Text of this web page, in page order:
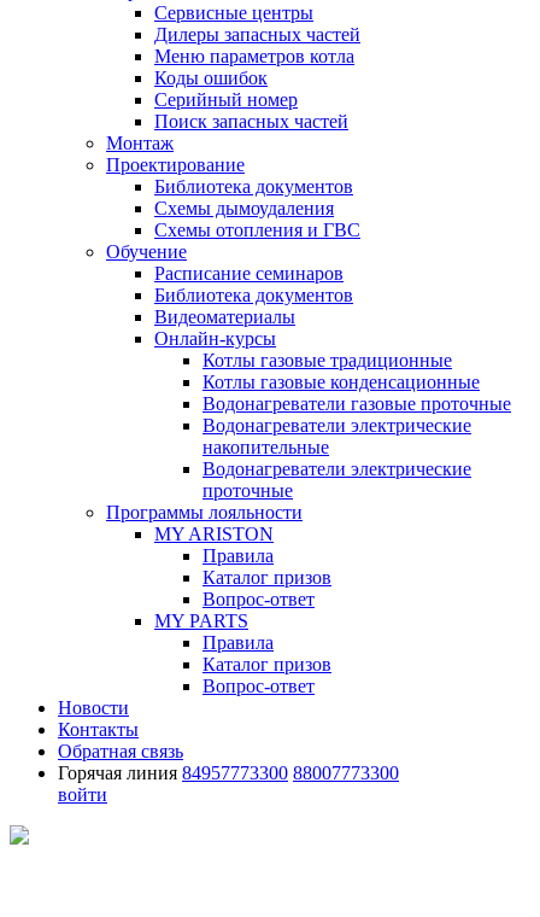
Сервисные центры
Дилеры запасных частей
Меню параметров котла
Коды ошибок
Серийный номер
Поиск запасных частей
Монтаж
Проектирование
Библиотека документов
Схемы дымоудаления
Схемы отопления и ГВС
Обучение
Расписание семинаров
Библиотека документов
Видеоматериалы
Онлайн-курсы
Котлы газовые традиционные
Котлы газовые конденсационные
Водонагреватели газовые проточные
Водонагреватели электрические
накопительные
Водонагреватели электрические
проточные
Программы лояльности
MY ARISTON
Правила
Каталог призов
Вопрос-ответ
MY PARTS
Правила
Каталог призов
Вопрос-ответ
Новости
Контакты
Обратная связь
Горячая линия 84957773300 88007773300
войти